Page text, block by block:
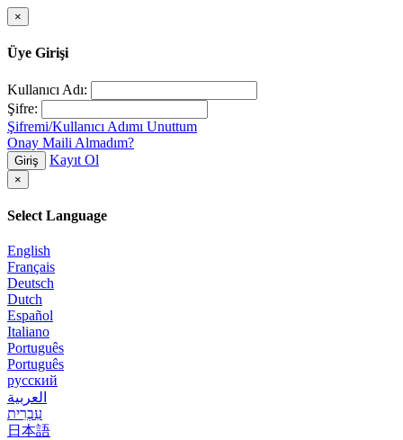
×
Üye Girişi
Kullanıcı Adı:
Şifre:
Şifremi/Kullanıcı Adımı Unuttum
Onay Maili Almadım?
Giriş Kayıt Ol
×
Select Language
English
Français
Deutsch
Dutch
Español
Italiano
Português
Português
русский
العربية
עִבְרִית
日本語